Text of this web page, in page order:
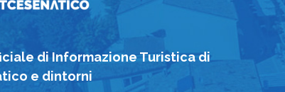
di Informazione Turistica di
e dintorni